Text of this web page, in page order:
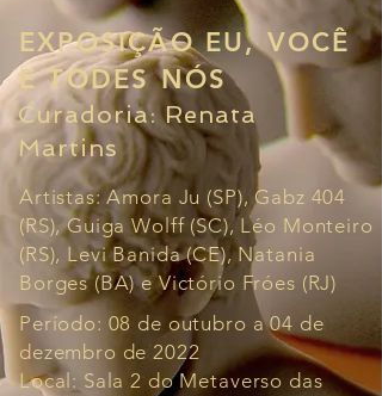
EXPOSIÇÃO EU, VOCÊ
E TODES NÓS
Curadoria: Renata
Martins
Artistas: Amora Ju (SP), Gabz 404
(RS), Guiga Wolff (SC), Léo Monteiro
(RS), Levi Banida (CE), Natania
Borges (BA) e Victório Fróes (RJ)
Período: 08 de outubro a 04 de
dezembro de 2022
Local: Sala 2 do Metaverso das